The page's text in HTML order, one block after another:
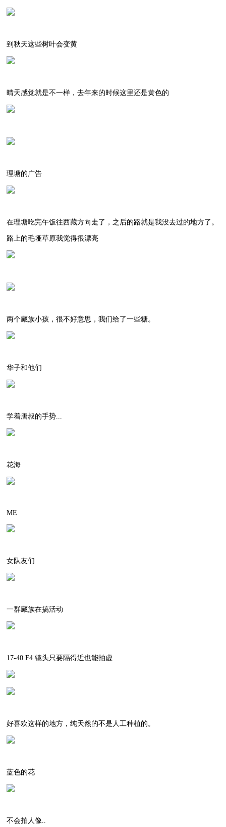
到秋天这些树叶会变黄
晴天感觉就是不一样，去年来的时候这里还是黄色的
理塘的广告
在理塘吃完午饭往西藏方向走了，之后的路就是我没去过的地方了。
路上的毛垭草原我觉得很漂亮
两个藏族小孩，很不好意思，我们给了一些糖。
华子和他们
学着唐叔的手势...
花海
ME
女队友们
一群藏族在搞活动
17-40 F4 镜头只要隔得近也能拍虚
好喜欢这样的地方，纯天然的不是人工种植的。
蓝色的花
不会拍人像..